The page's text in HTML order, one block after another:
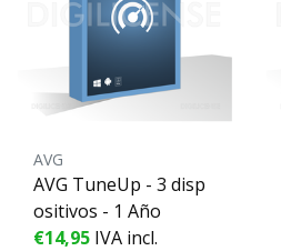
AVG
AVG TuneUp - 3 disp
ositivos - 1 Año
€14,95 IVA incl.